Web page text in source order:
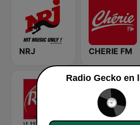
NRJ CHERIE FM
Radio Gecko en